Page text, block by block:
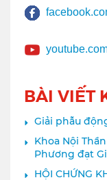
BÀI VIẾT
Giải phẫu
Khoa Nội
Phương đạt
quỵ Thế giới
HỘI CHỨNG